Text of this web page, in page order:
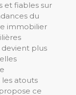
et fiables sur
du
immobilier
plus
atouts
ce